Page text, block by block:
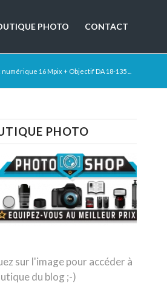
PHOTO CONTACT
16 Mpix + Objectif DA 18-135 ...
PHOTO
sur l'image pour accéder à
du blog ;-)